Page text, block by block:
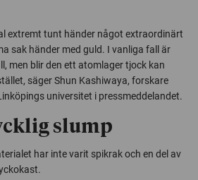
extremt tunt händer något extraordinärt
sak händer med guld. I vanliga fall är
men blir den ett atomlager tjock kan
säger Shun Kashiwaya, forskare
universitet i pressmeddelandet.
slump
har inte varit spikrak och en del av